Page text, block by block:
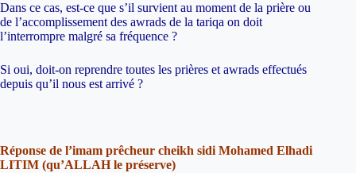
Dans ce cas, est-ce que s’il survient au moment de la prière ou
de l’accomplissement des awrads de la tariqa on doit
l’interrompre malgré sa fréquence ?
Si oui, doit-on reprendre toutes les prières et awrads effectués
depuis qu’il nous est arrivé ?
Réponse de l’imam prêcheur cheikh sidi Mohamed Elhadi
LITIM (qu’ALLAH le préserve)